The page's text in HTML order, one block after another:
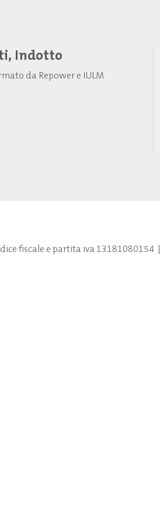
Indotto
da Repower e IULM
fiscale e partita iva 13181080154|